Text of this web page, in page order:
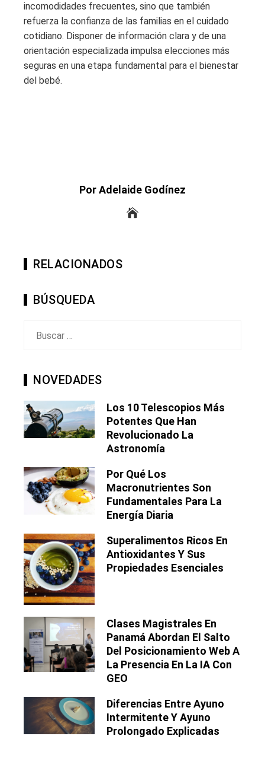
incomodidades frecuentes, sino que también
refuerza la confianza de las familias en el cuidado
cotidiano. Disponer de información clara y de una
orientación especializada impulsa elecciones más
seguras en una etapa fundamental para el bienestar
del bebé.
Por Adelaide Godínez
RELACIONADOS
BÚSQUEDA
NOVEDADES
Los 10 Telescopios Más
Potentes Que Han
Revolucionado La
Astronomía
Por Qué Los
Macronutrientes Son
Fundamentales Para La
Energía Diaria
Superalimentos Ricos En
Antioxidantes Y Sus
Propiedades Esenciales
Clases Magistrales En
Panamá Abordan El Salto
Del Posicionamiento Web A
La Presencia En La IA Con
GEO
Diferencias Entre Ayuno
Intermitente Y Ayuno
Prolongado Explicadas